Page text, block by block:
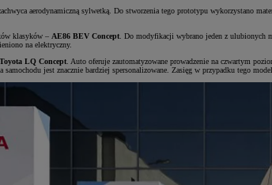
aerodynamiczną sylwetką. Do stworzenia tego prototypu wykorzystano
klasyków – AE86 BEV Concept . Do modyfikacji wybrano jeden z ulubionych
na elektryczny.
Toyota LQ Concept . Auto oferuje zautomatyzowane prowadzenie na czwartym
jest znacznie bardziej spersonalizowane. Zasięg w przypadku tego